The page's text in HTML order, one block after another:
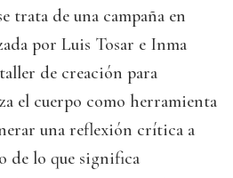
trata de una campaña en
por Luis Tosar e Inma
de creación para
el cuerpo como herramienta
una reflexión crítica a
de lo que significa